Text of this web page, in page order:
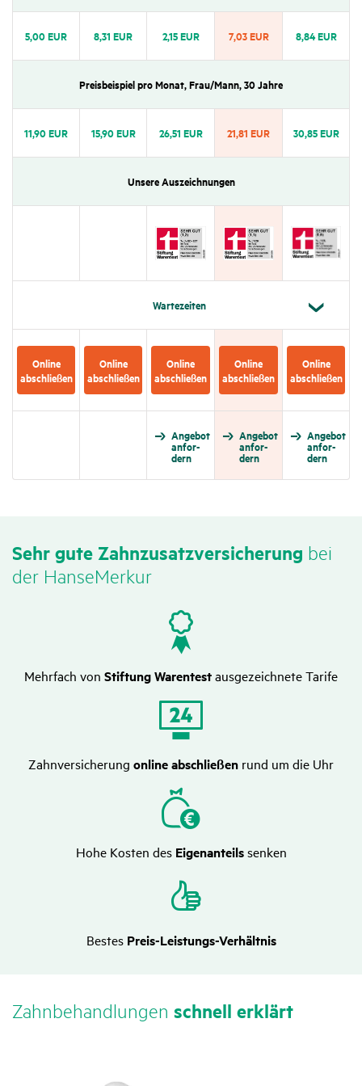
5,00 EUR 8,31 EUR 2,15 EUR 7,03 EUR 8,84 EUR
Preis­bei­spiel pro Monat, Frau/​​​​Mann, 30 Jahre
11,90 EUR 15,90 EUR 26,51 EUR 21,81 EUR 30,85 EUR
Unsere Auszeich­nungen
Warte­zeiten
Online
abschließen
Online
abschließen
Online
abschließen
Online
abschließen
Online
abschließen
Angebot
anfor­
dern
Angebot
anfor­
dern
Angebot
anfor­
dern
Sehr gute Zahn­zu­satz­ver­si­che­rung bei
der HanseMerkur
Mehrfach von Stiftung Warentestausgezeichnete Tarife
Zahnversicherung online abschließen rund um die Uhr
Hohe Kosten desEigenanteilssenken
Bestes Preis-Leistungs-Verhältnis
Zahn­be­hand­lungen schnell erklärt